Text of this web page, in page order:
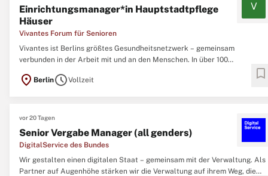
Einrichtungsmanager*in Hauptstadtpflege
Häuser
Vivantes Forum für Senioren
V
Vivantes ist Berlins größtes Gesundheitsnetzwerk – gemeinsam
verbunden in der Arbeit mit und an den Menschen. In über 100
erstklassige medizinische und pflegerische Versorgung für einen großen
location_on BerlinscheduleVollzeit bookmark
vor 20 Tagen
Senior Vergabe Manager (all genders)
DigitalService des Bundes
Wir gestalten einen digitalen Staat – gemeinsam mit der Verwaltung. Als
Partner auf Augenhöhe stärken wir die Verwaltung auf ihrem Weg, die